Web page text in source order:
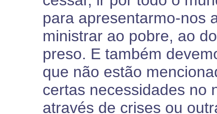
para apresentarmo-nos
ministrar ao pobre, ao
preso. E também
que não estão
certas necessidades no
através de crises ou